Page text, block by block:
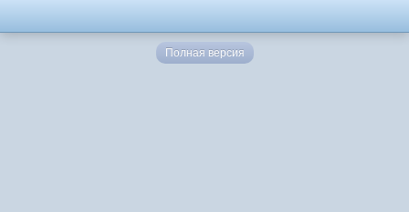
Полная версия